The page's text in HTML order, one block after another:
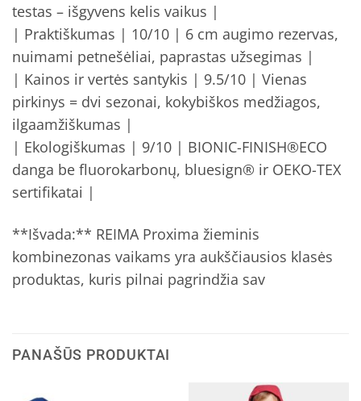
testas – išgyvens kelis vaikus |
| Praktiškumas | 10/10 | 6 cm augimo rezervas,
nuimami petnešėliai, paprastas užsegimas |
| Kainos ir vertės santykis | 9.5/10 | Vienas
pirkinys = dvi sezonai, kokybiškos medžiagos,
ilgaamžiškumas |
| Ekologiškumas | 9/10 | BIONIC-FINISH®ECO
danga be fluorokarbonų, bluesign® ir OEKO-TEX
sertifikatai |
**Išvada:** REIMA Proxima žieminis
kombinezonas vaikams yra aukščiausios klasės
produktas, kuris pilnai pagrindžia sav
PANAŠŪS PRODUKTAI